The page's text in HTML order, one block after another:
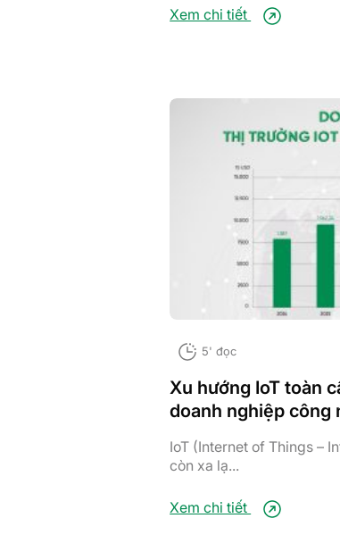
Xem chi tiết
5' đọc
Xu hướng IoT toàn
doanh nghiệp công
IoT (Internet of Things –
còn xa lạ...
Xem chi tiết